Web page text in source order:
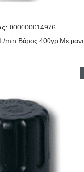
000000014976
min Βάρος 400γρ Με